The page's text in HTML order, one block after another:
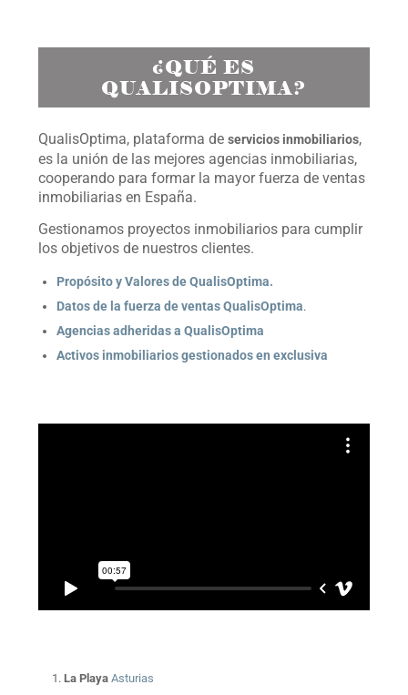
¿QUÉ ES
QUALISOPTIMA?
QualisOptima, plataforma deservicios inmobiliarios,
es la unión de las mejores agencias inmobiliarias,
cooperando para formar la mayor fuerza de ventas
inmobiliarias en España.
Gestionamos proyectos inmobiliarios para cumplir
los objetivos de nuestros clientes.
Propósito y Valores de QualisOptima.
Datos de la fuerza de ventas QualisOptima.
Agencias adheridas a QualisOptima
Activos inmobiliarios gestionados en exclusiva
La PlayaAsturias